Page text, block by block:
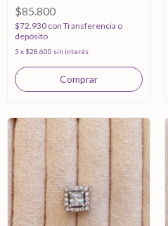
$85.800
$72.930 con Transferencia o
depósito
3 x $28.600 sin interés